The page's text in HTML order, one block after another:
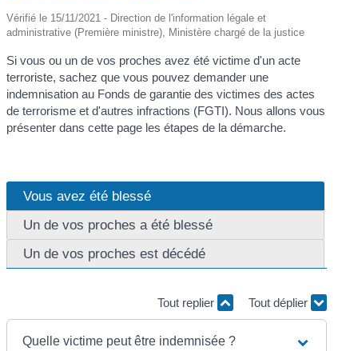
Vérifié le 15/11/2021 - Direction de l'information légale et
administrative (Première ministre), Ministère chargé de la justice
Si vous ou un de vos proches avez été victime d'un acte
terroriste, sachez que vous pouvez demander une
indemnisation au Fonds de garantie des victimes des actes
de terrorisme et d'autres infractions (FGTI). Nous allons vous
présenter dans cette page les étapes de la démarche.
Vous avez été blessé
Un de vos proches a été blessé
Un de vos proches est décédé
Tout replier Tout déplier
Quelle victime peut être indemnisée ?